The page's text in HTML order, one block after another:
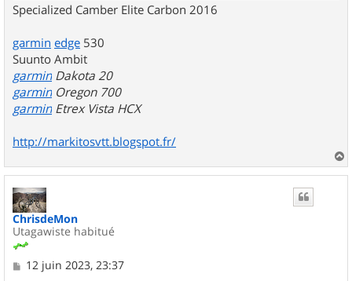
Specialized Camber Elite Carbon 2016
garmin edge 530
Suunto Ambit
garmin Dakota 20
garmin Oregon 700
garmin Etrex Vista HCX
http://markitosvtt.blogspot.fr/
a
ChrisdeMon
Utagawiste habitué
M12 juin 2023, 23:37